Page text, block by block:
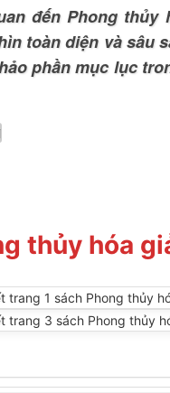
đến Phong thủy
toàn diện và sâu
phần mục lục
thủy hóa